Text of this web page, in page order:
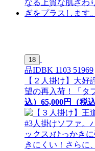
18
品IDBK 1103 51969
【２人掛け】大
望の再入荷！「タ
込） 65,000円（税込